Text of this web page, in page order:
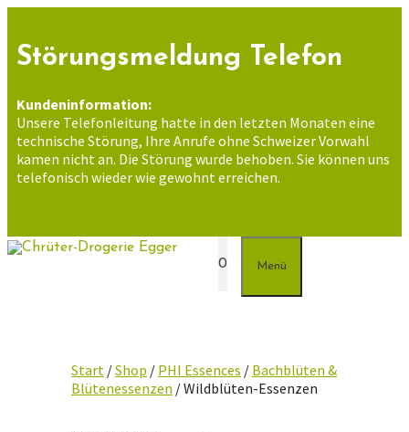
springen
Störungsmeldung Telefon
Kundeninformation:
Unsere Telefonleitung hatte in den letzten Monaten eine
technische Störung, Ihre Anrufe ohne Schweizer Vorwahl
kamen nicht an. Die Störung wurde behoben. Sie können uns
telefonisch wieder wie gewohnt erreichen.
0 Menü
Start /Shop / PHI Essences / Bachblüten &
Blütenessenzen / Wildblüten-Essenzen